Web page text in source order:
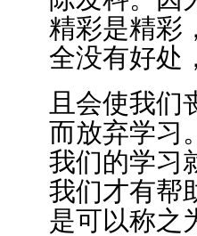
精彩是精彩
全没有好处
且会使我们
而放弃学习
我们的学习
我们才有帮
是可以称之